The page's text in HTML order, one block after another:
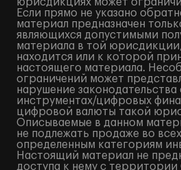
Если прямо не указано
материал предназначен
являющихся допустимыми
материала в той
находится или к которой
настоящего материала.
ограничений может
нарушение
инструментах/цифровых
цифровой валюты такой
Описываемые в данном
не подлежать продаже во
определенным категориям
Настоящий материал не
доступа к нему с